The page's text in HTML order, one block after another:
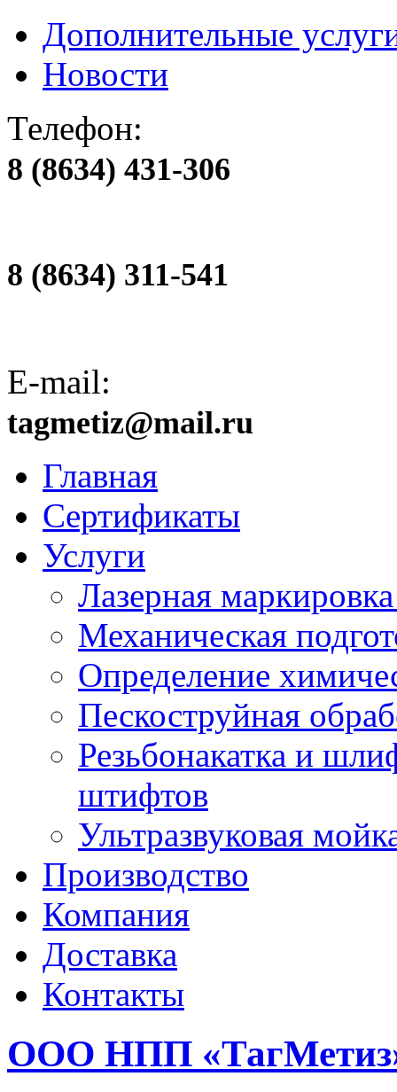
Дополнительные
Новости
Телефон:
8 (8634) 431-306
8 (8634) 311-541
E-mail:
tagmetiz@mail.ru
Главная
Сертификаты
Услуги
Лазерная
Механическая
Определение
Пескоструйная
Резьбонакатка и
штифтов
Ультразвуковая
Производство
Компания
Доставка
Контакты
ООО НПП